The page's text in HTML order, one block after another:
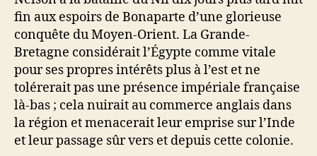
fin aux espoirs de Bonaparte d’une glorieuse
conquête du Moyen-Orient. La Grande-
Bretagne considérait l’Égypte comme vitale
pour ses propres intérêts plus à l’est et ne
tolérerait pas une présence impériale française
là-bas ; cela nuirait au commerce anglais dans
la région et menacerait leur emprise sur l’Inde
et leur passage sûr vers et depuis cette colonie.